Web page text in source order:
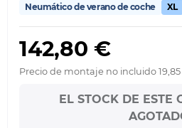
Neumático de verano de coche XL
142,80 €
Precio de montaje no incluido
EL STOCK DE ESTE